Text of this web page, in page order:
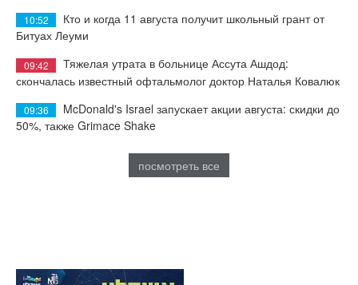
10:52
Кто и когда 11 августа получит школьный грант от
Битуах Леуми
09:42
Тяжелая утрата в больнице Ассута Ашдод:
скончалась известный офтальмолог доктор Наталья Ковалюк
09:36
McDonald's Israel запускает акции августа: скидки до
50%, также Grimace Shake
посмотреть все